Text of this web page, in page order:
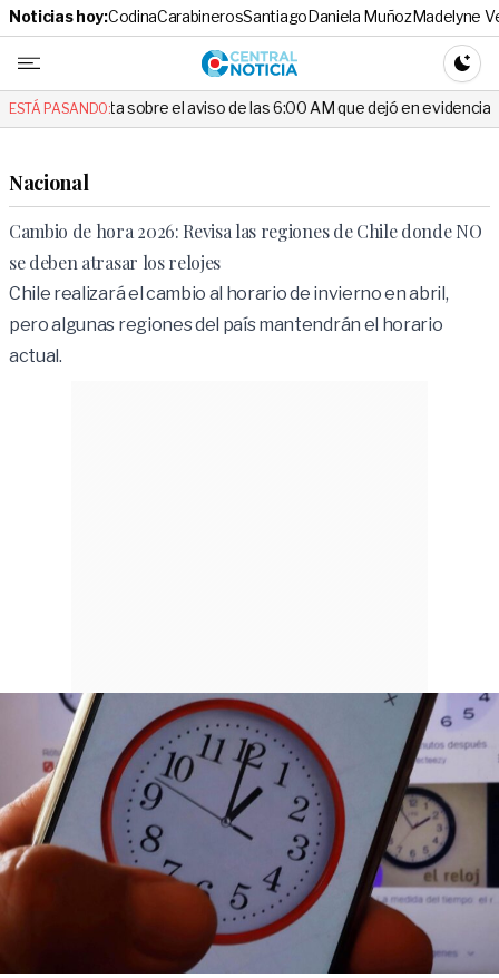
Noticias hoy:CodinaCarabinerosSantiagoDaniela MuñozMadelyne
Central
ESTÁ PASANDO:
sobre el aviso de las 6:00 AM que dejó en evidencia al Delegado
Nacional
Cambio de hora 2026: Revisa las regiones de Chile donde NO
se deben atrasar los relojes
Chile realizará el cambio al horario de invierno en abril,
pero algunas regiones del país mantendrán el horario
actual.